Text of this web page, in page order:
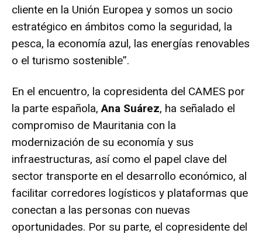
cliente en la Unión Europea y somos un socio
estratégico en ámbitos como la seguridad, la
pesca, la economía azul, las energías renovables
o el turismo sostenible”.
En el encuentro, la copresidenta del CAMES por
la parte española,Ana Suárez, ha señalado el
compromiso de Mauritania con la
modernización de su economía y sus
infraestructuras, así como el papel clave del
sector transporte en el desarrollo económico, al
facilitar corredores logísticos y plataformas que
conectan a las personas con nuevas
oportunidades. Por su parte, el copresidente del